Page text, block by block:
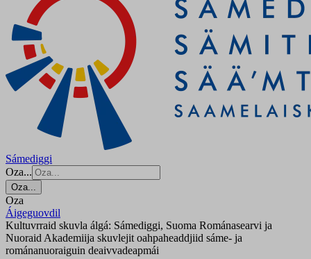
Sámediggi
Oza...
Oza...
Oza
Áigeguovdil
Kultuvrraid skuvla álgá: Sámediggi, Suoma Románasearvi ja
Nuoraid Akademiija skuvlejit oahpaheaddjiid sáme- ja
románanuoraiguin deaivvadeapmái